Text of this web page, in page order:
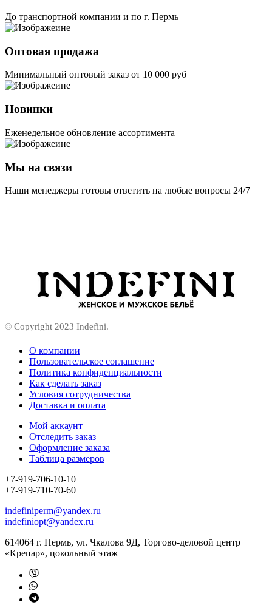
До транспортной компании и по г. Пермь
Оптовая продажа
Минимальный оптовый заказ от 10 000 руб
Новинки
Еженедельное обновление ассортимента
Мы на связи
Наши менеджеры готовы ответить на любые вопросы 24/7
© Copyright 2023 Indefini.
О компании
Пользовательское соглашение
Политика конфиденциальности
Как сделать заказ
Условия сотрудничества
Доставка и оплата
Мой аккаунт
Отследить заказ
Оформление заказа
Таблица размеров
+7-919-706-10-10
+7-919-710-70-60
indefiniperm@yandex.ru
indefiniopt@yandex.ru
614064 г. Пермь, ул. Чкалова 9Д, Торгово-деловой центр
«Крепар», цокольный этаж